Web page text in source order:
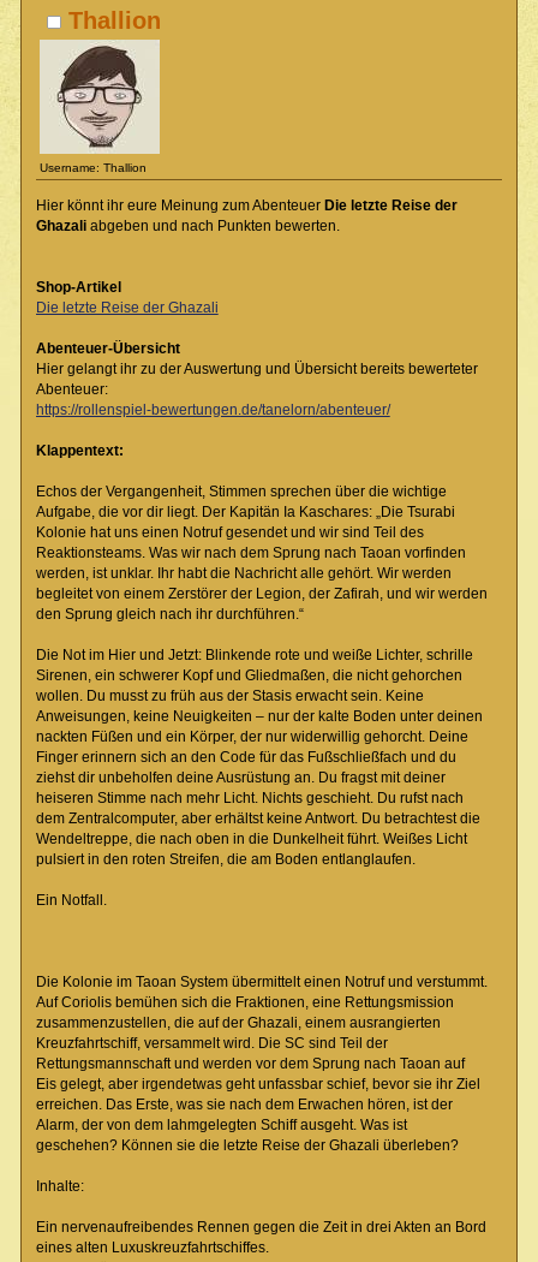
Thallion
Username: Thallion
Hier könnt ihr eure Meinung zum Abenteuer Die letzte Reise der
Ghazaliabgeben und nach Punkten bewerten.
Shop-Artikel
Die letzte Reise der Ghazali
Abenteuer-Übersicht
Hier gelangt ihr zu der Auswertung und Übersicht bereits bewerteter
Abenteuer:
https://rollenspiel-bewertungen.de/tanelorn/abenteuer/
Klappentext:
Echos der Vergangenheit, Stimmen sprechen über die wichtige
Aufgabe, die vor dir liegt. Der Kapitän Ia Kaschares: „Die Tsurabi
Kolonie hat uns einen Notruf gesendet und wir sind Teil des
Reaktionsteams. Was wir nach dem Sprung nach Taoan vorfinden
werden, ist unklar. Ihr habt die Nachricht alle gehört. Wir werden
begleitet von einem Zerstörer der Legion, der Zafirah, und wir werden
den Sprung gleich nach ihr durchführen.“
Die Not im Hier und Jetzt: Blinkende rote und weiße Lichter, schrille
Sirenen, ein schwerer Kopf und Gliedmaßen, die nicht gehorchen
wollen. Du musst zu früh aus der Stasis erwacht sein. Keine
Anweisungen, keine Neuigkeiten – nur der kalte Boden unter deinen
nackten Füßen und ein Körper, der nur widerwillig gehorcht. Deine
Finger erinnern sich an den Code für das Fußschließfach und du
ziehst dir unbeholfen deine Ausrüstung an. Du fragst mit deiner
heiseren Stimme nach mehr Licht. Nichts geschieht. Du rufst nach
dem Zentralcomputer, aber erhältst keine Antwort. Du betrachtest die
Wendeltreppe, die nach oben in die Dunkelheit führt. Weißes Licht
pulsiert in den roten Streifen, die am Boden entlanglaufen.
Ein Notfall.
Die Kolonie im Taoan System übermittelt einen Notruf und verstummt.
Auf Coriolis bemühen sich die Fraktionen, eine Rettungsmission
zusammenzustellen, die auf der Ghazali, einem ausrangierten
Kreuzfahrtschiff, versammelt wird. Die SC sind Teil der
Rettungsmannschaft und werden vor dem Sprung nach Taoan auf
Eis gelegt, aber irgendetwas geht unfassbar schief, bevor sie ihr Ziel
erreichen. Das Erste, was sie nach dem Erwachen hören, ist der
Alarm, der von dem lahmgelegten Schiff ausgeht. Was ist
geschehen? Können sie die letzte Reise der Ghazali überleben?
Inhalte:
Ein nervenaufreibendes Rennen gegen die Zeit in drei Akten an Bord
eines alten Luxuskreuzfahrtschiffes.